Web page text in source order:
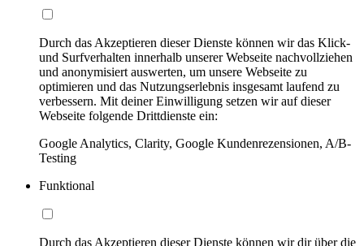
Durch das Akzeptieren dieser Dienste können wir das Klick-
und Surfverhalten innerhalb unserer Webseite nachvollziehen
und anonymisiert auswerten, um unsere Webseite zu
optimieren und das Nutzungserlebnis insgesamt laufend zu
verbessern. Mit deiner Einwilligung setzen wir auf dieser
Webseite folgende Drittdienste ein:
Google Analytics, Clarity, Google Kundenrezensionen, A/B-
Testing
Funktional
Durch das Akzeptieren dieser Dienste können wir dir über die